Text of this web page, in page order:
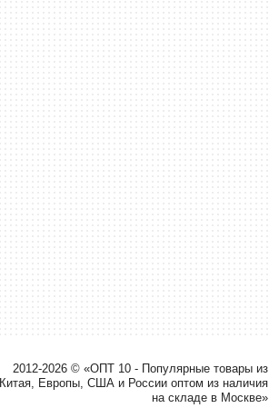
2012-2026 © «ОПТ 10 - Популярные товары из
Китая, Европы, США и России оптом из наличия
на складе в Москве»